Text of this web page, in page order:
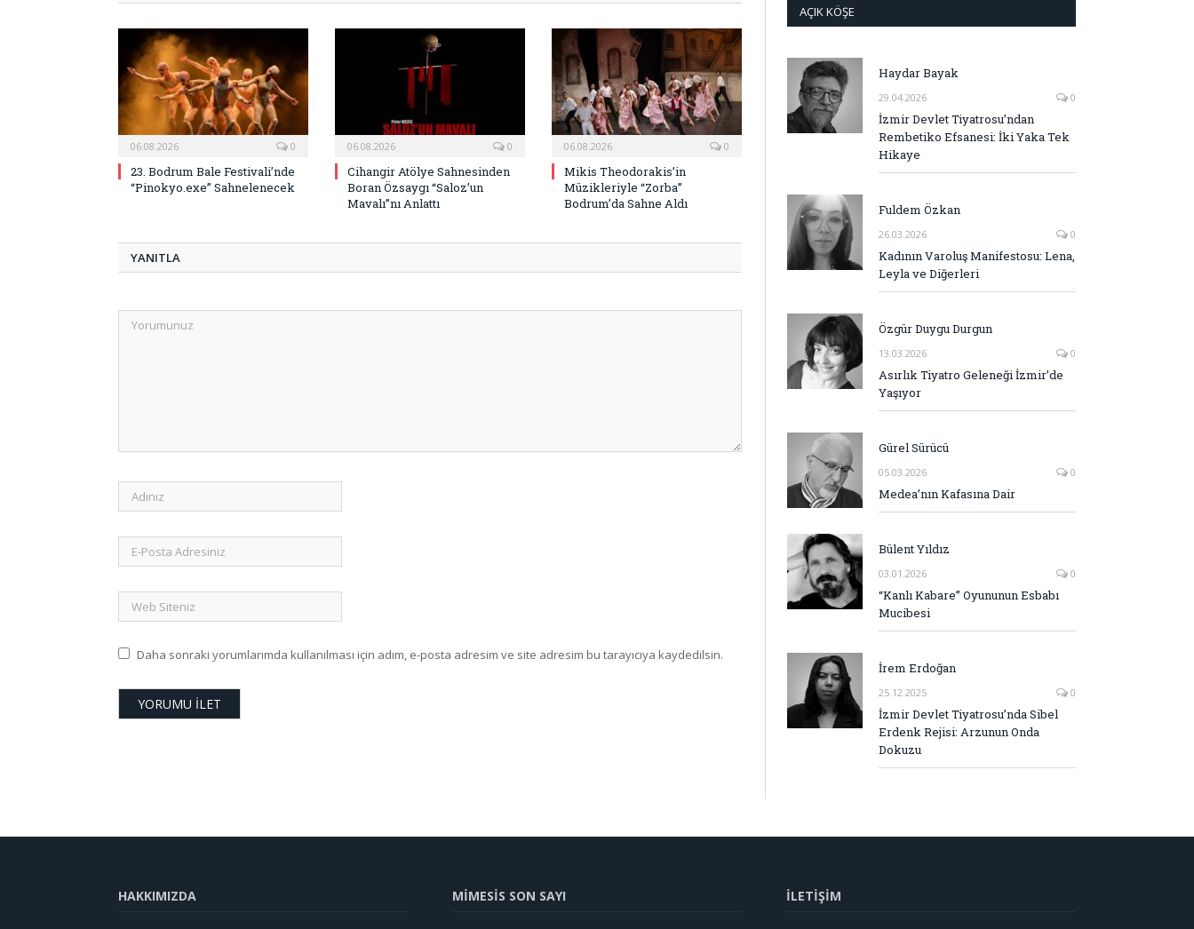
06.08.2026 0
23. Bodrum Bale Festivali’nde
“Pinokyo.exe” Sahnelenecek
06.08.2026 0
Cihangir Atölye Sahnesinden
Boran Özsaygı “Saloz’un
Mavalı”nı Anlattı
06.08.2026 0
Mikis Theodorakis’in
Müzikleriyle “Zorba”
Bodrum’da Sahne Aldı
YANITLA
Daha sonraki yorumlarımda kullanılması için adım, e-posta adresim ve site adresim bu tarayıcıya kaydedilsin.
AÇIK KÖŞE
Haydar Bayak
29.04.2026 0
İzmir Devlet Tiyatrosu’ndan
Rembetiko Efsanesi: İki Yaka Tek
Hikaye
Fuldem Özkan
26.03.2026 0
Kadının Varoluş Manifestosu: Lena,
Leyla ve Diğerleri
Özgür Duygu Durgun
13.03.2026 0
Asırlık Tiyatro Geleneği İzmir’de
Yaşıyor
Gürel Sürücü
05.03.2026 0
Medea’nın Kafasına Dair
Bülent Yıldız
03.01.2026 0
“Kanlı Kabare” Oyununun Esbabı
Mucibesi
İrem Erdoğan
25.12.2025 0
İzmir Devlet Tiyatrosu’nda Sibel
Erdenk Rejisi: Arzunun Onda
Dokuzu
HAKKIMIZDA MİMESİS SON SAYI İLETİŞİM